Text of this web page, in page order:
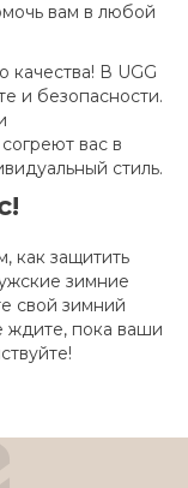
вам в любой
качества! В UGG
и безопасности.
вас в
стиль.
как защитить
зимние
свой зимний
ждите, пока ваши